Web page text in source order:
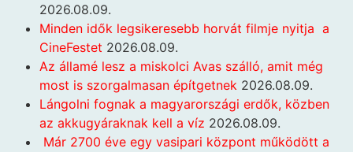
2026.08.09.
Minden idők legsikeresebb horvát filmje nyitja a
CineFestet 2026.08.09.
Az államé lesz a miskolci Avas szálló, amit még
most is szorgalmasan építgetnek 2026.08.09.
Lángolni fognak a magyarországi erdők, közben
az akkugyáraknak kell a víz 2026.08.09.
Már 2700 éve egy vasipari központ működött a